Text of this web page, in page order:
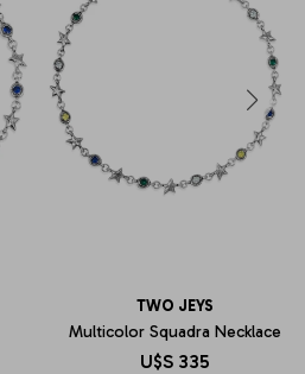
TWO JEYS
Multicolor Squadra Necklace
U$S 335